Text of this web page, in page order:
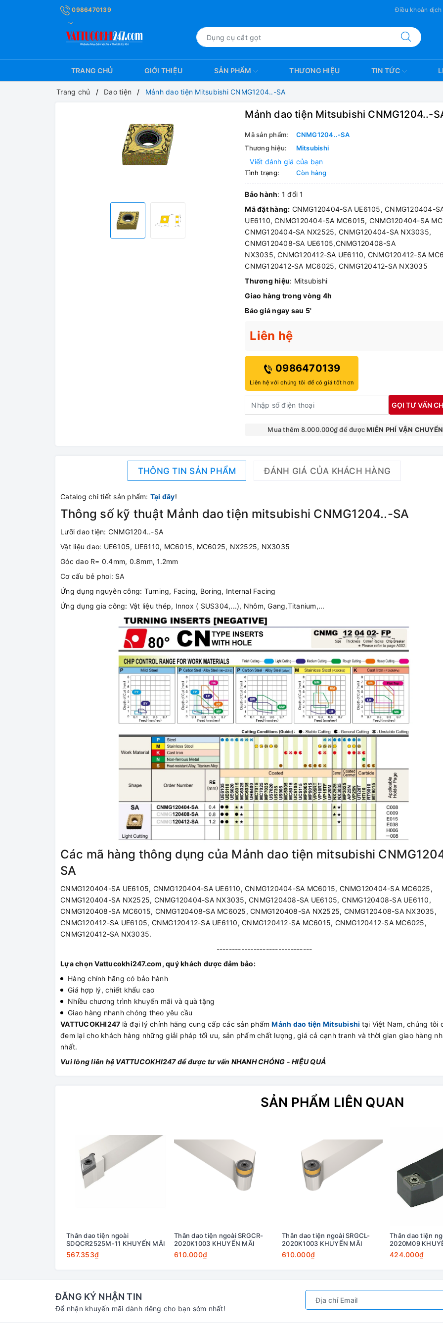
0986470139 Điều khoản dịch
TRANG CHỦ GIỚI THIỆU SẢN PHẨM THƯƠNG HIỆU TIN TỨC
Trang chủ Dao tiện Mảnh dao tiện Mitsubishi CNMG1204..-SA
Mảnh dao tiện Mitsubishi CNMG1204..-
Mã sản phẩm:
CNMG1204..-SA
Thương hiệu:
Mitsubishi
Viết đánh giá của bạn
Tình trạng: Còn hàng
Bảo hành: 1 đổi 1
Mã đặt hàng: CNMG120404-SA UE6105, CNMG120404-
UE6110, CNMG120404-SA MC6015, CNMG120404-SA
CNMG120404-SA NX2525, CNMG120404-SA NX3035,
CNMG120408-SA UE6105,CNMG120408-SA
NX3035, CNMG120412-SA UE6110, CNMG120412-SA
CNMG120412-SA MC6025, CNMG120412-SA NX3035
Thương hiệu: Mitsubishi
Giao hàng trong vòng 4h
Báo giá ngay sau 5'
Liên hệ
0986470139
Liên hệ với chúng tôi để có giá tốt hơn
GỌI TƯ VẤN
Mua thêm 8.000.000₫ để đượcMIỄN PHÍ VẬN CHUYỂN
THÔNG TIN SẢN PHẨM ĐÁNH GIÁ CỦA KHÁCH HÀNG
Catalog chi tiết sản phẩm: Tại đây!
Thông số kỹ thuật Mảnh dao tiện mitsubishi CNMG1204..-SA
Lưỡi dao tiện: CNMG1204..-SA
Vật liệu dao: UE6105, UE6110, MC6015, MC6025, NX2525, NX3035
Góc dao R= 0.4mm, 0.8mm, 1.2mm
Cơ cấu bẻ phoi: SA
Ứng dụng nguyên công: Turning, Facing, Boring, Internal Facing
Ứng dụng gia công: Vật liệu thép, Innox ( SUS304,...), Nhôm, Gang,Titanium,...
Các mã hàng thông dụng của Mảnh dao tiện mitsubishi
SA
CNMG120404-SA UE6105, CNMG120404-SA UE6110, CNMG120404-SA MC6015, CNMG120404-SA MC6025,
CNMG120404-SA NX2525, CNMG120404-SA NX3035, CNMG120408-SA UE6105, CNMG120408-SA UE6110,
CNMG120408-SA MC6015, CNMG120408-SA MC6025, CNMG120408-SA NX2525, CNMG120408-SA NX3035,
CNMG120412-SA UE6105, CNMG120412-SA UE6110, CNMG120412-SA MC6015, CNMG120412-SA MC6025,
CNMG120412-SA NX3035.
-------------------------------
Lựa chọn Vattucokhi247.com, quý khách được đảm bảo:
Hàng chính hãng có bảo hành
Giá hợp lý, chiết khấu cao
Nhiều chương trình khuyến mãi và quà tặng
Giao hàng nhanh chóng theo yêu cầu
VATTUCOKHI247 là đại lý chính hãng cung cấp các sản phẩmMảnh dao tiện Mitsubishi tại Việt Nam, chúng tôi
đem lại cho khách hàng những giải pháp tối ưu, sản phẩm chất lượng, giá cả cạnh tranh và thời gian giao hàng
nhất.
Vui lòng liên hệ VATTUCOKHI247 để được tư vấn NHANH CHÓNG - HIỆU QUẢ
SẢN PHẨM LIÊN QUAN
Thân dao tiện ngoài
SDQCR2525M-11 KHUYẾN MÃI
567.353₫
Thân dao tiện ngoài SRGCR-
2020K1003 KHUYẾN MÃI
610.000₫
Thân dao tiện ngoài SRGCL-
2020K1003 KHUYẾN MÃI
610.000₫
Thân dao tiện
2020M09
424.000₫
ĐĂNG KÝ NHẬN TIN
Để nhận khuyến mãi dành riêng cho bạn sớm nhất!